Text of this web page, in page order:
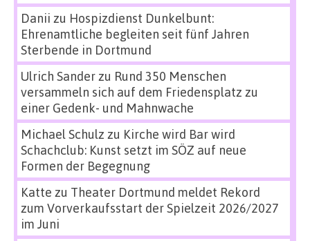
Danii zu Hospizdienst Dunkelbunt:
Ehrenamtliche begleiten seit fünf Jahren
Sterbende in Dortmund
Ulrich Sanderzu Rund 350 Menschen
versammeln sich auf dem Friedensplatz zu
einer Gedenk- und Mahnwache
Michael Schulz zu Kirche wird Bar wird
Schachclub: Kunst setzt im SÖZ auf neue
Formen der Begegnung
Katte zu Theater Dortmund meldet Rekord
zum Vorverkaufsstart der Spielzeit 2026/2027
im Juni